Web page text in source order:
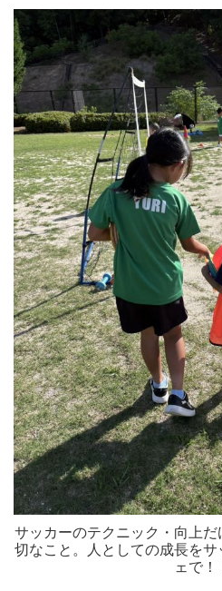
サッカーのテクニック・向上
切なこと。人としての成長を
ェで！